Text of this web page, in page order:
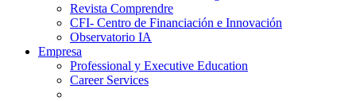
Revista Comprendre
CFI- Centro de Financiación e Innovación
Observatorio IA
Empresa
Professional y Executive Education
Career Services